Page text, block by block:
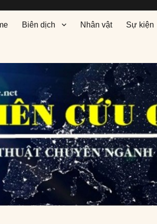
Biên dịch Nhân vật Sự kiện